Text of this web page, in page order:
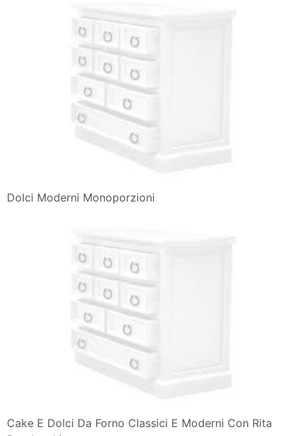
Dolci Moderni Monoporzioni
Cake E Dolci Da Forno Classici E Moderni Con Rita